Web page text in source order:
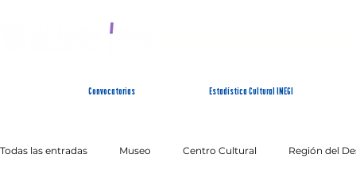
Convocatorias Estadística Cultural INEGI
Todas las entradas Museo Centro Cultural Región del